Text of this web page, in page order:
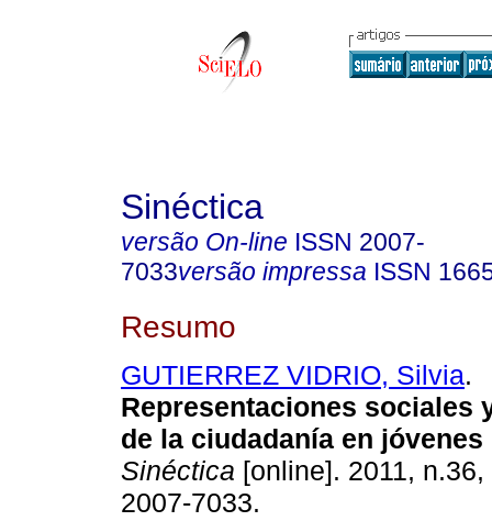
Sinéctica
versão On-line ISSN 2007-
7033versão impressa ISSN
Resumo
GUTIERREZ VIDRIO, Silvia.
Representaciones sociales
de la ciudadanía en
Sinéctica [online]. 2011,
2007-7033.